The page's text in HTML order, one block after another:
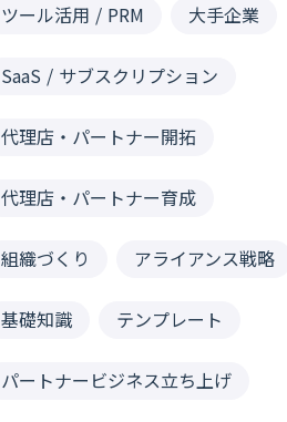
ツール活用 / PRM 大手企業
SaaS / サブスクリプション
代理店・パートナー開拓
代理店・パートナー育成
組織づくり アライアンス戦略
基礎知識 テンプレート
パートナービジネス立ち上げ